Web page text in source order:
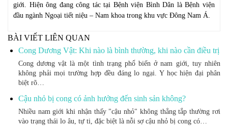
giới. Hiện ông đang công tác tại Bệnh viện Bình Dân là Bệnh viện
đầu ngành Ngoại tiết niệu – Nam khoa trong khu vực Đông Nam Á.
BÀI VIẾT LIÊN QUAN
Cong Dương Vật: Khi nào là bình thường, khi nào cần điều trị
Cong dương vật là một tình trạng phổ biến ở nam giới, tuy nhiên
không phải mọi trường hợp đều đáng lo ngại. Y học hiện đại phân
biệt rõ…
Cậu nhỏ bị cong có ảnh hưởng đến sinh sản không?
Nhiều nam giới khi nhận thấy "cậu nhỏ" không thẳng tắp thường rơi
vào trạng thái lo âu, tự ti, đặc biệt là nỗi sợ cậu nhỏ bị cong có…